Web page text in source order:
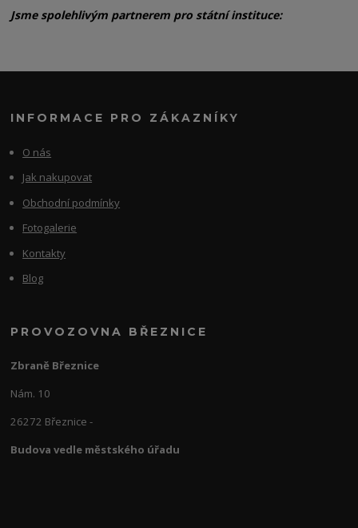
Jsme spolehlivým partnerem pro státní instituce:
INFORMACE PRO ZÁKAZNÍKY
O nás
Jak nakupovat
Obchodní podmínky
Fotogalerie
Kontakty
Blog
PROVOZOVNA BŘEZNICE
Zbraně Březnice
Nám. 10
26272 Březnice -
Budova vedle městského úřadu